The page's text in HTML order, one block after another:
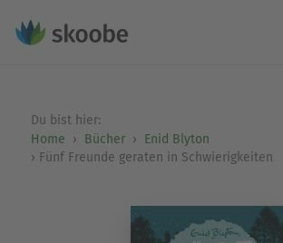
Du bist hier:
Home
Bücher
Enid Blyton
Fünf Freunde geraten in Schwierigkeiten